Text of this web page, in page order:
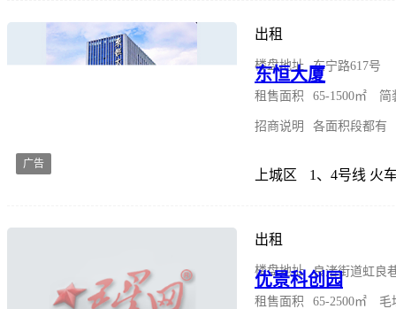
广告
出租
东恒大厦
楼盘地址 东宁路617号
租售面积 65-1500㎡ 简
招商说明 各面积段都有
上城区 1、4号线 火
出租
优景科创园
楼盘地址 良渚街道虹良
租售面积 65-2500㎡ 毛